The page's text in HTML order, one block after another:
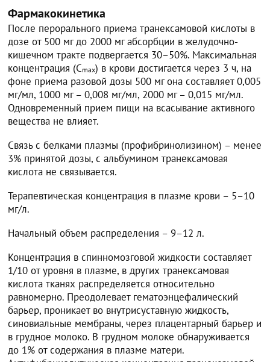
Фармакокинетика
После перорального приема транексамовой кислоты в
дозе от 500 мг до 2000 мг абсорбции в желудочно-
кишечном тракте подвергается 30–50%. Максимальная
концентрация (Cmax) в крови достигается через 3 ч, на
фоне приема разовой дозы 500 мг она составляет 0,005
мг/мл, 1000 мг – 0,008 мг/мл, 2000 мг – 0,015 мг/мл.
Одновременный прием пищи на всасывание активного
вещества не влияет.
Связь с белками плазмы (профибринолизином) – менее
3% принятой дозы, с альбумином транексамовая
кислота не связывается.
Терапевтическая концентрация в плазме крови – 5–10
мг/л.
Начальный объем распределения – 9–12 л.
Концентрация в спинномозговой жидкости составляет
1/10 от уровня в плазме, в других транексамовая
кислота тканях распределяется относительно
равномерно. Преодолевает гематоэнцефалический
барьер, проникает во внутрисуставную жидкость,
синовиальные мембраны, через плацентарный барьер и
в грудное молоко. В грудном молоке обнаруживается
до 1% от содержания в плазме матери.